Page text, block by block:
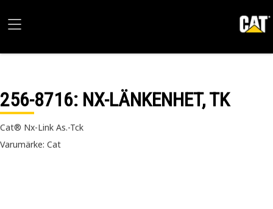
256-8716: NX-LÄNKENHET, TK
Cat® Nx-Link As.-Tck
Varumärke: Cat